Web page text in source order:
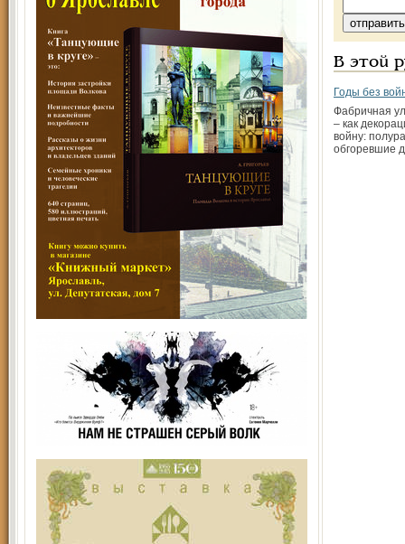
В этой
Годы без
Фабричная
– как
войну:
обгоревшие